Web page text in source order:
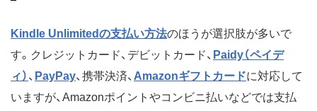
Kindle Unlimitedの支払い方法のほうが選択肢が多いで
す。クレジットカード、デビットカード、 Paidy（ペイデ
ィ） 、 PayPay、携帯決済、 Amazonギフトカードに対応して
いますが、Amazonポイントやコンビニ払いなどでは支払